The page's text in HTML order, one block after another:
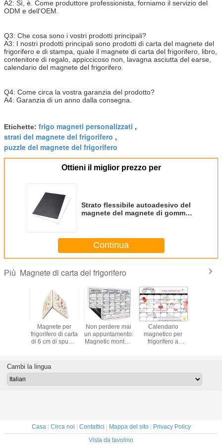
A2: Sì, è. Come produttore professionista, forniamo il servizio del
ODM e dell'OEM.
Q3: Che cosa sono i vostri prodotti principali?
A3: I nostri prodotti principali sono prodotti di carta del magnete del
frigorifero e di stampa, quale il magnete di carta del frigorifero, libro,
contenitore di regalo, appiccicoso non, lavagna asciutta del earse,
calendario del magnete del frigorifero.
Q4: Come circa la vostra garanzia del prodotto?
A4: Garanzia di un anno dalla consegna.
Etichette: frigo magneti personalizzati ,
strati del magnete del frigorifero ,
puzzle del magnete del frigorifero
Ottieni il miglior prezzo per
Strato flessibile autoadesivo del
magnete del magnete di gomma
Continua
Più Magnete di carta del frigorifero
Magnete per
frigorifero di carta
di 6 cm di spuma
frigorifero
Non perdere mai
un appuntamento:
Magnetic monthly
Calendario
magnetico per
frigorifero a
settimanale
Cambi la lingua
Casa | Circa noi | Contattici | Mappa del sito| Privacy Policy
Vista da tavolino